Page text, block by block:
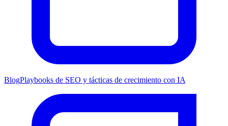
BlogPlaybooks de SEO y tácticas de crecimiento con IA